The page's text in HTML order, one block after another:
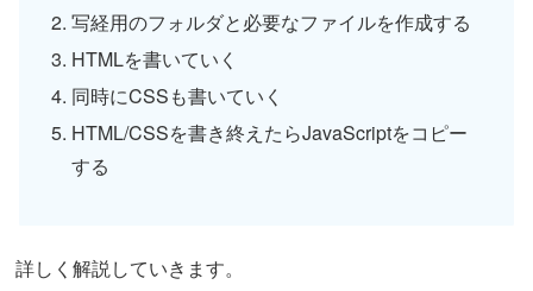
写経用のフォルダと必要なファイルを作成する
HTMLを書いていく
同時にCSSも書いていく
HTML/CSSを書き終えたらJavaScriptをコピー
する
詳しく解説していきます。